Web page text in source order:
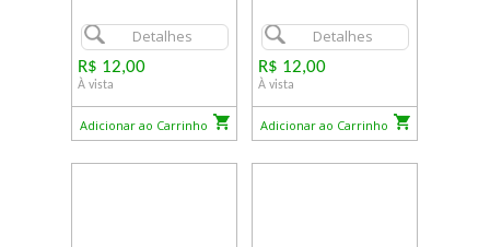
Detalhes
R$ 12,00
À vista
Adicionar ao Carrinho
Detalhes
R$ 12,00
À vista
Adicionar ao Carrinho